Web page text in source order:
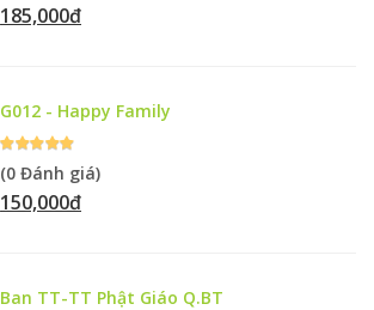
185,000đ
G012 - Happy Family
(0 Đánh giá)
150,000đ
Ban TT-TT Phật Giáo Q.BT